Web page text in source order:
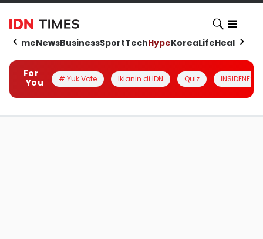
HomeNewsBusinessSportTechHypeKoreaLifeHealth
For
You
# Yuk Vote Iklanin di IDN Quiz INSIDENESIA